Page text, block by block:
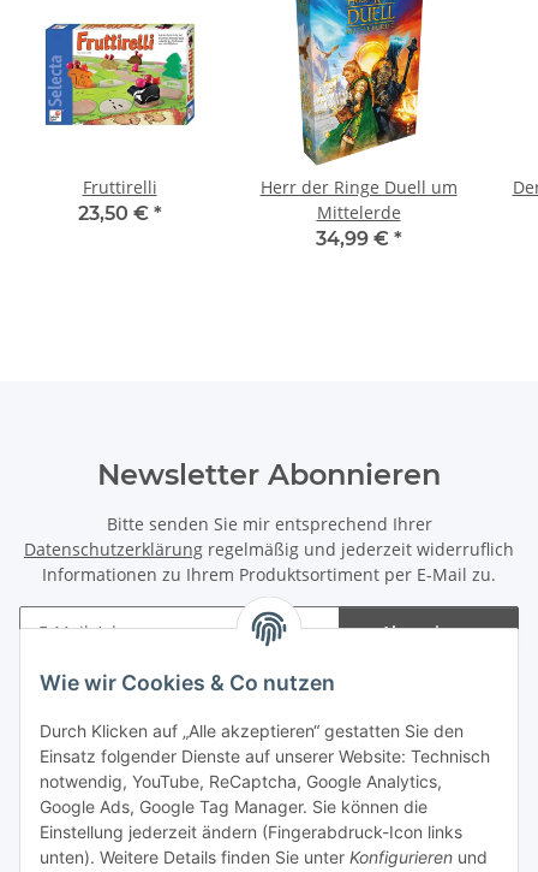
Wie wir Cookies & Co nutzen
Durch Klicken auf „Alle akzeptieren“ gestatten Sie den
Einsatz folgender Dienste auf unserer Website: Technisch
notwendig, YouTube, ReCaptcha, Google Analytics,
Google Ads, Google Tag Manager. Sie können die
Einstellung jederzeit ändern (Fingerabdruck-Icon links
unten). Weitere Details finden Sie unter Konfigurieren und
Fruttirelli
23,50 € *
Herr der Ringe Duell um
Mittelerde
34,99 € *
Newsletter Abonnieren
Bitte senden Sie mir entsprechend Ihrer
Datenschutzerklärung regelmäßig und jederzeit widerruflich
Informationen zu Ihrem Produktsortiment per E-Mail zu.
Abonnieren
Newsletter Abonnieren
Informationen
Gesetzliche Informationen
Spieletreffs in Jülich & Umgebung